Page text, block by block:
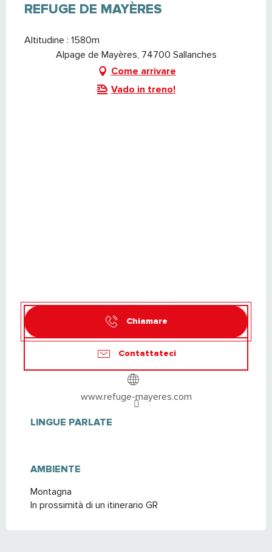
REFUGE DE MAYÈRES
Altitudine : 1580m
Alpage de Mayères, 74700 Sallanches
Come arrivare
Vado in treno!
Chiamare
Contattateci
www.refuge-mayeres.com
LINGUE PARLATE
LINGUE PARLATE
AMBIENTE
AMBIENTE
Montagna
In prossimità di un itinerario GR